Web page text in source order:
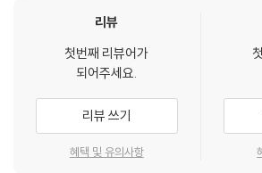
리뷰
첫번째 리뷰어가
되어주세요.
리뷰 쓰기
혜택 및 유의사항